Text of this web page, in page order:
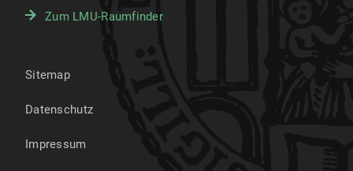
Zum LMU-Raumfinder
Sitemap
Datenschutz
Impressum